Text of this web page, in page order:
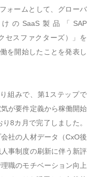
ォームとして、グローバ
のSaaS製品「SAP
セスファクターズ）」を
を開始したことを発表し
組みで、第1ステップで
が要件定義から稼働開始
8カ月で完了しました。
社の人材データ（CxO後
事制度の刷新に伴う新評
職のモチベーション向上